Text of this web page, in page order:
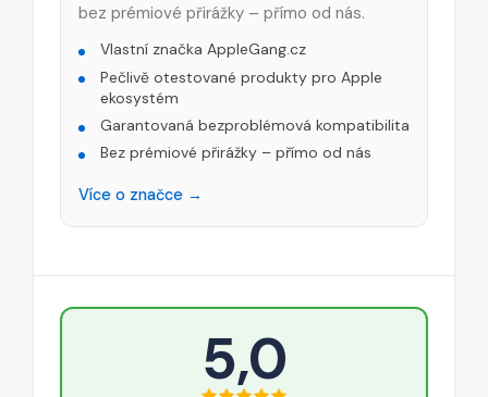
bez prémiové přirážky – přímo od nás.
Vlastní značka AppleGang.cz
Pečlivě otestované produkty pro Apple
ekosystém
Garantovaná bezproblémová kompatibilita
Bez prémiové přirážky – přímo od nás
Více o značce →
5,0